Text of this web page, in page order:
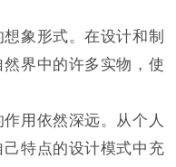
象形式。在设计和制
界中的许多实物，使
用依然深远。从个人
特点的设计模式中充